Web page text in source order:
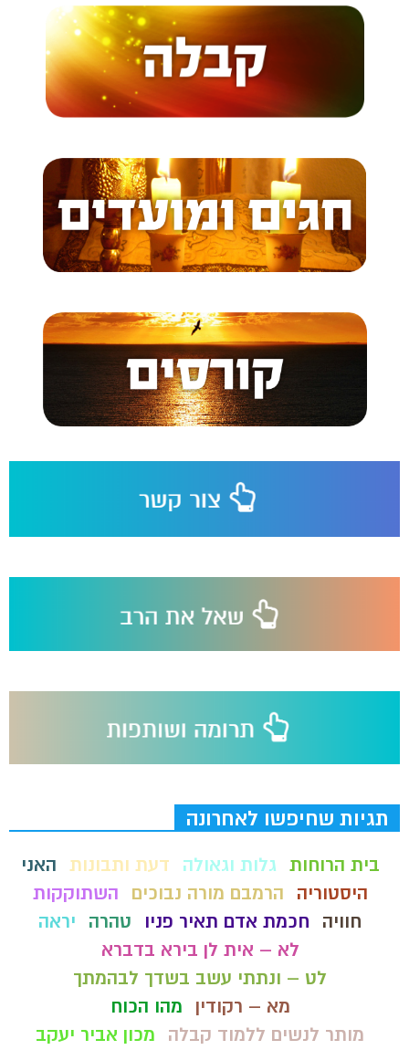
תגיות שחיפשו לאחרונה
בית הרוחות גלות וגאולה דעת ותבונות האני
היסטוריה
הרמבם מורה נבוכים
השתוקקות
חוויה
חכמת אדם תאיר פניו טהרה
יראה
לא – אית לן בירא בדברא
לט – ונתתי עשב בשדך לבהמתך
מא – רקודין
מהו הכוח
מותר לנשים ללמוד קבלה
מכון אביר יעקב